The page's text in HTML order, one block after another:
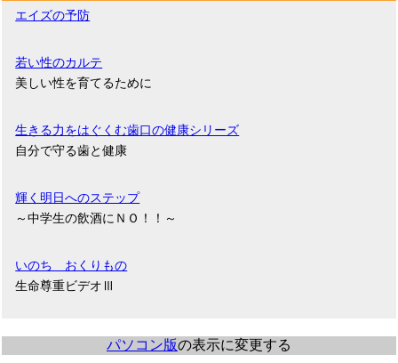
エイズの予防
若い性のカルテ
美しい性を育てるために
生きる力をはぐくむ歯口の健康シリーズ
自分で守る歯と健康
輝く明日へのステップ
～中学生の飲酒にＮＯ！！～
いのち おくりもの
生命尊重ビデオⅢ
パソコン版の表示に変更する